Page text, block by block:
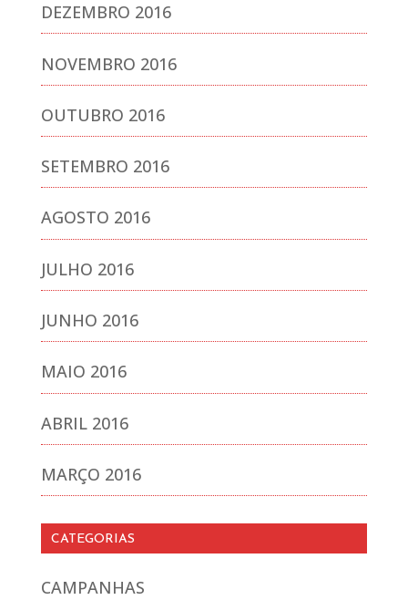
DEZEMBRO 2016
NOVEMBRO 2016
OUTUBRO 2016
SETEMBRO 2016
AGOSTO 2016
JULHO 2016
JUNHO 2016
MAIO 2016
ABRIL 2016
MARÇO 2016
CATEGORIAS
CAMPANHAS